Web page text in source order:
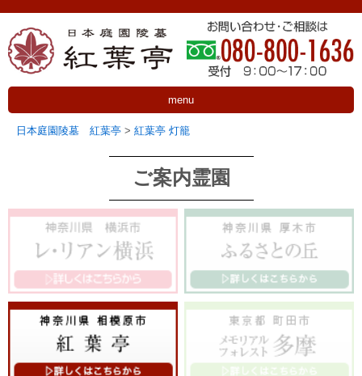
menu
日本庭園陵墓 紅葉亭 > 紅葉亭 灯籠
ご案内霊園